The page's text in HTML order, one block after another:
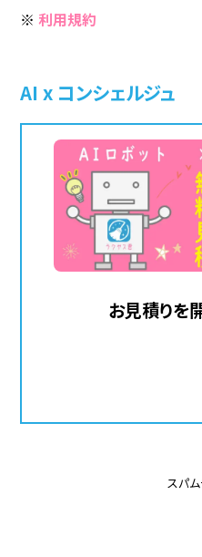
※利用規約
AI x コンシェルジュ
お見積りを
スパム